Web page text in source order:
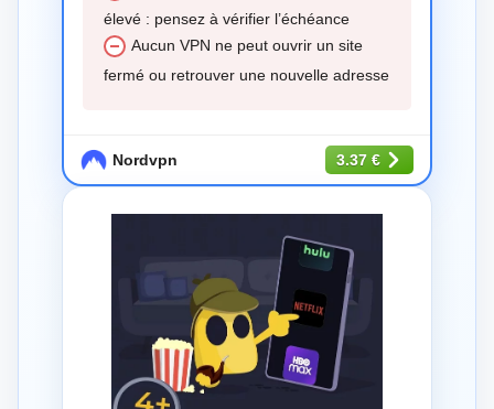
élevé : pensez à vérifier l’échéance
Aucun VPN ne peut ouvrir un site
fermé ou retrouver une nouvelle adresse
Nordvpn 3.37 €